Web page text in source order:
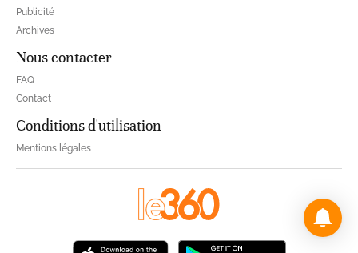
Publicité
Archives
Nous contacter
FAQ
Contact
Conditions d'utilisation
Mentions légales